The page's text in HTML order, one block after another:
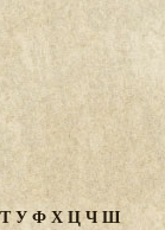
ТУФХЦЧШ